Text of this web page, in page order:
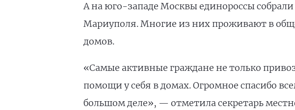
А на юго-западе Москвы единороссы
Мариуполя. Многие из них проживают в
домов.
«Самые активные граждане не только
помощи у себя в домах. Огромное спасибо
большом деле», — отметила секретарь